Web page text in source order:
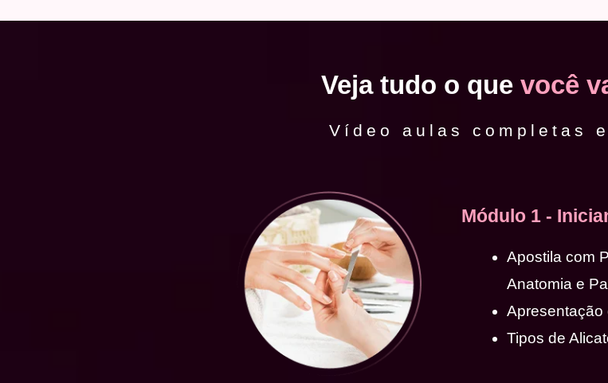
Veja tudo o que você
Vídeo aulas completas
Módulo 1 -
Apostila com
Anatomia e
Apresentação
Tipos de